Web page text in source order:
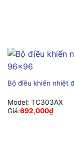
Bộ điều khiển nhiệt
Model: TC303AX
Giá:692,000₫